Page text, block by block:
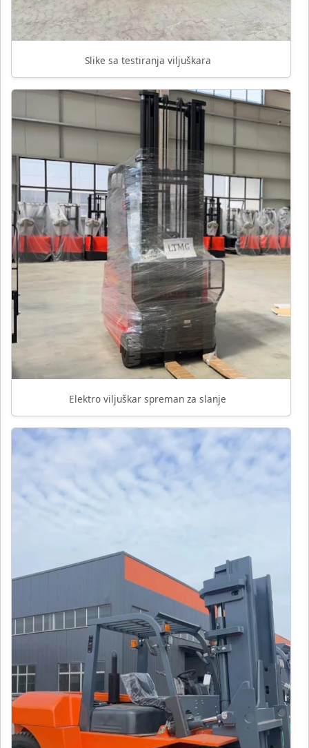
Slike sa testiranja viljuškara
Elektro viljuškar spreman za slanje